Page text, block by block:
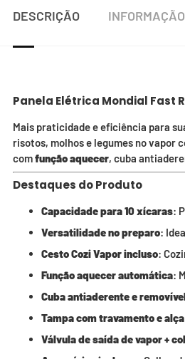
DESCRIÇÃO
Panela Elétrica Mondial Fast
Mais praticidade e eficiência para
risotos, molhos e legumes no vapor
comfunção aquecer, cuba
Destaques do Produto
Capacidade para 10 xícaras:
Versatilidade no preparo:
Cesto Cozi Vapor incluso:
Função aquecer automática:
Cuba antiaderente e
Tampa com travamento e
Válvula de saída de vapor +